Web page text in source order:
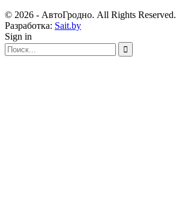
© 2026 - АвтоГродно. All Rights Reserved.
Разработка: Sait.by
Sign in